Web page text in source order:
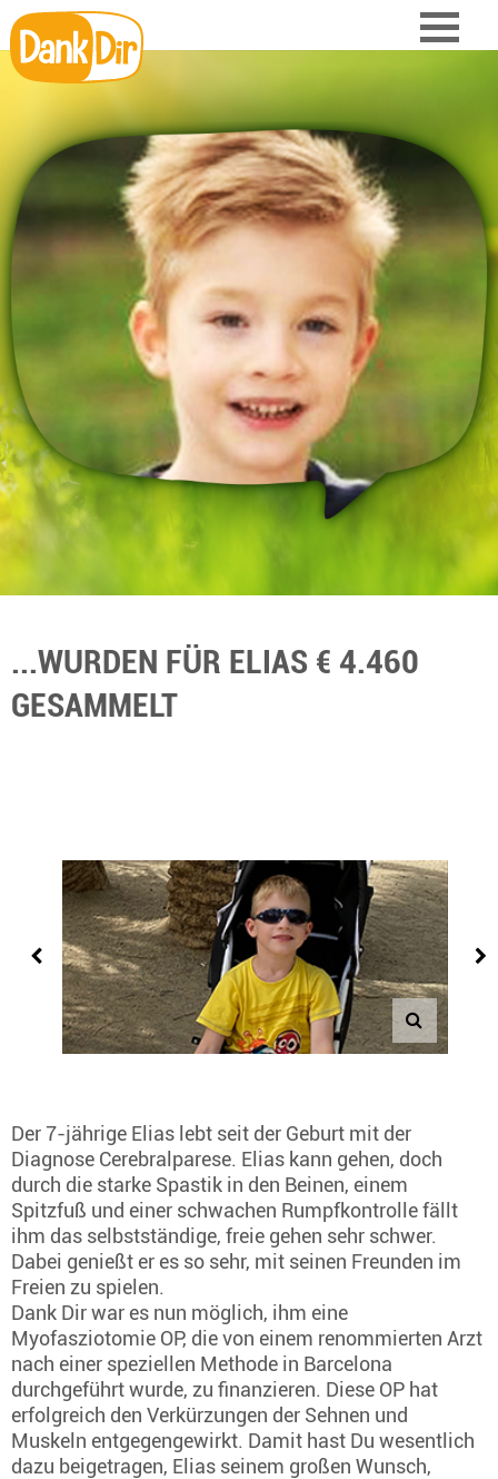
...WURDEN FÜR ELIAS € 4.460
GESAMMELT
Der 7-jährige Elias lebt seit der Geburt mit der
Diagnose Cerebralparese. Elias kann gehen, doch
durch die starke Spastik in den Beinen, einem
Spitzfuß und einer schwachen Rumpfkontrolle fällt
ihm das selbstständige, freie gehen sehr schwer.
Dabei genießt er es so sehr, mit seinen Freunden im
Freien zu spielen.
Dank Dir war es nun möglich, ihm eine
Myofasziotomie OP, die von einem renommierten Arzt
nach einer speziellen Methode in Barcelona
durchgeführt wurde, zu finanzieren. Diese OP hat
erfolgreich den Verkürzungen der Sehnen und
Muskeln entgegengewirkt. Damit hast Du wesentlich
dazu beigetragen, Elias seinem großen Wunsch,